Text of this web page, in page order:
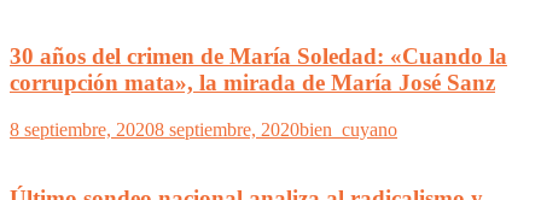
30 años del crimen de María Soledad: «Cuando la
corrupción mata», la mirada de María José Sanz
8 septiembre, 20208 septiembre, 2020bien_cuyano